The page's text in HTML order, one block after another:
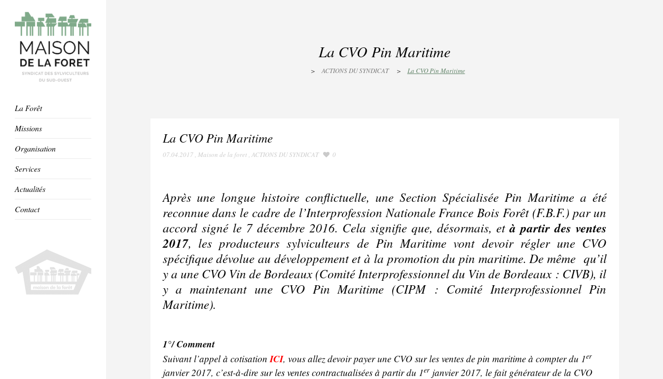
La Forêt
Missions
Organisation
Services
Actualités
Contact
La CVO Pin Maritime
> ACTIONS DU SYNDICAT > La CVO Pin Maritime
La CVO Pin Maritime
07.04.2017, Maison de la foret , ACTIONS DU SYNDICAT 0
Après une longue histoire conflictuelle, une Section Spécialisée Pin Maritime a été
reconnue dans le cadre de l’Interprofession Nationale France Bois Forêt (F.B.F.) par un
accord signé le 7 décembre 2016. Cela signifie que, désormais, età partir des ventes
2017, les producteurs sylviculteurs de Pin Maritime vont devoir régler une CVO
spécifique dévolue au développement et à la promotion du pin maritime. De même qu’il
y a une CVO Vin de Bordeaux (Comité Interprofessionnel du Vin de Bordeaux : CIVB), il
y a maintenant une CVO Pin Maritime (CIPM : Comité Interprofessionnel Pin
Maritime).
1°/ Comment
Suivant l’appel à cotisationICI, vous allez devoir payer une CVO sur les ventes de pin maritime à compter du 1er
janvier 2017, c’est-à-dire sur les ventes contractualisées à partir du 1erjanvier 2017, le fait générateur de la CVO